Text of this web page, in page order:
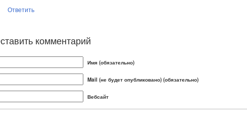
Ответить
комментарий
Имя (обязательно)
Mail (не будет опубликовано) (обязательно)
Вебсайт